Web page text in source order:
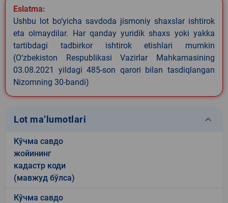
Eslatma:
Ushbu lot bo‘yicha savdoda jismoniy shaxslar ishtirok
eta olmaydilar. Har qanday yuridik shaxs yoki yakka
tartibdagi tadbirkor ishtirok etishlari mumkin
(O‘zbekiston Respublikasi Vazirlar Mahkamasining
03.08.2021 yildagi 485-son qarori bilan tasdiqlangan
Nizomning 30-bandi)
Lot ma’lumotlari keyboard_arrow_down
Кўчма савдо
жойининг
кадастр коди
(мавжуд бўлса)
Кўчма савдо